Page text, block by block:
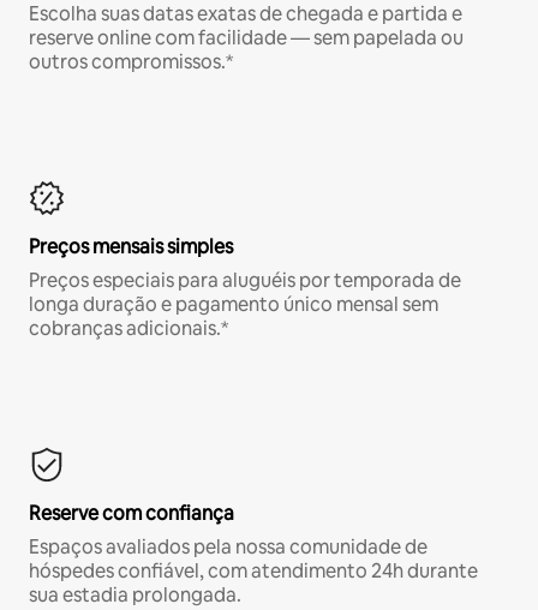
Escolha suas datas exatas de chegada e partida e
reserve online com facilidade — sem papelada ou
outros compromissos.*
Preços mensais simples
Preços especiais para aluguéis por temporada de
longa duração e pagamento único mensal sem
cobranças adicionais.*
Reserve com confiança
Espaços avaliados pela nossa comunidade de
hóspedes confiável, com atendimento 24h durante
sua estadia prolongada.